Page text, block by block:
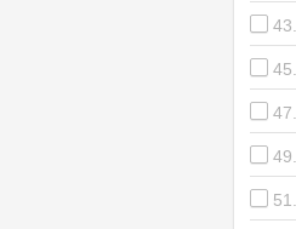
43.
45.
47.
49.
51.